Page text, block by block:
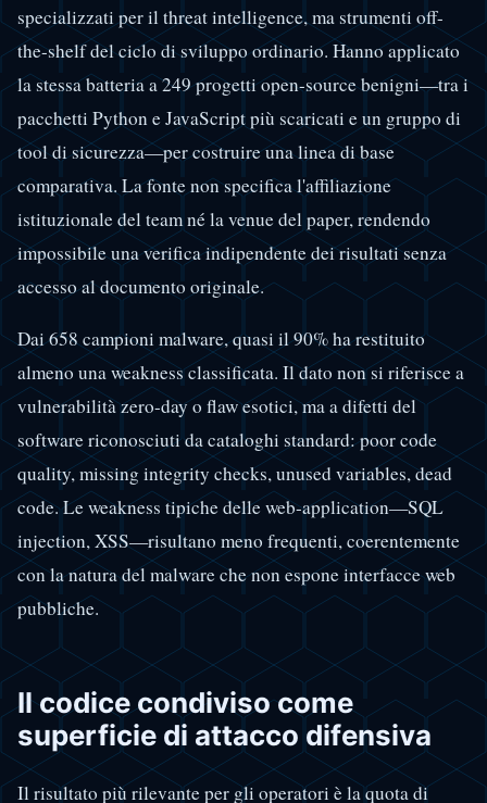
specializzati per il threat intelligence, ma strumenti off-
the-shelf del ciclo di sviluppo ordinario. Hanno applicato
la stessa batteria a 249 progetti open-source benigni—tra i
pacchetti Python e JavaScript più scaricati e un gruppo di
tool di sicurezza—per costruire una linea di base
comparativa. La fonte non specifica l'affiliazione
istituzionale del team né la venue del paper, rendendo
impossibile una verifica indipendente dei risultati senza
accesso al documento originale.
Dai 658 campioni malware, quasi il 90% ha restituito
almeno una weakness classificata. Il dato non si riferisce a
vulnerabilità zero-day o flaw esotici, ma a difetti del
software riconosciuti da cataloghi standard: poor code
quality, missing integrity checks, unused variables, dead
code. Le weakness tipiche delle web-application—SQL
injection, XSS—risultano meno frequenti, coerentemente
con la natura del malware che non espone interfacce web
pubbliche.
Il codice condiviso come
superficie di attacco difensiva
Il risultato più rilevante per gli operatori è la quota di